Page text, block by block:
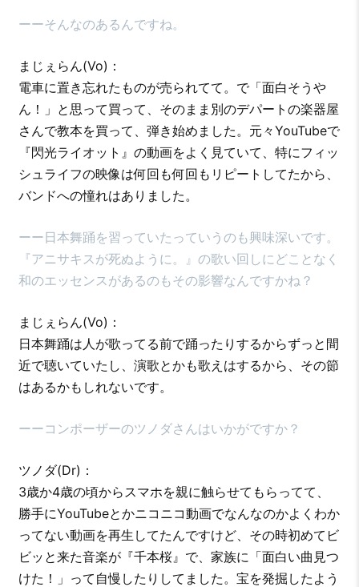
ーーそんなのあるんですね。
まじぇらん(Vo)：
電車に置き忘れたものが売られてて。で「面白そうや
ん！」と思って買って、そのまま別のデパートの楽器屋
さんで教本を買って、弾き始めました。元々YouTubeで
『閃光ライオット』の動画をよく見ていて、特にフィッ
シュライフの映像は何回も何回もリピートしてたから、
バンドへの憧れはありました。
ーー日本舞踊を習っていたっていうのも興味深いです。
『アニサキスが死ぬように。』の歌い回しにどことなく
和のエッセンスがあるのもその影響なんですかね？
まじぇらん(Vo)：
日本舞踊は人が歌ってる前で踊ったりするからずっと間
近で聴いていたし、演歌とかも歌えはするから、その節
はあるかもしれないです。
ーーコンポーザーのツノダさんはいかがですか？
ツノダ(Dr)：
3歳か4歳の頃からスマホを親に触らせてもらってて、
勝手にYouTubeとかニコニコ動画でなんなのかよくわか
ってない動画を再生してたんですけど、その時初めてビ
ビッと来た音楽が『千本桜』で、家族に「面白い曲見つ
けた！」って自慢したりしてました。宝を発掘したよう